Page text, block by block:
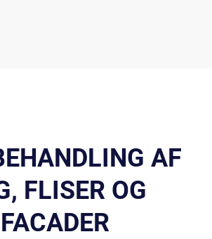
AF
FLISER OG
FACADER